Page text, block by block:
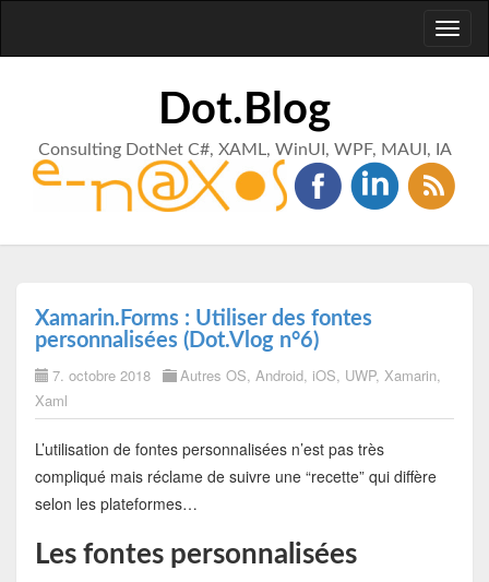
Dot.Blog
Consulting DotNet C#, XAML, WinUI, WPF, MAUI, IA
Xamarin.Forms : Utiliser des fontes
personnalisées (Dot.Vlog n°6)
7. octobre 2018 Autres OS, Android, iOS, UWP, Xamarin,
Xaml
L’utilisation de fontes personnalisées n’est pas très
compliqué mais réclame de suivre une “recette” qui diffère
selon les plateformes…
Les fontes personnalisées